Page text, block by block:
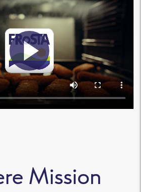
Mission